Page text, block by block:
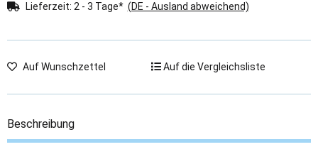
Lieferzeit: 2 - 3 Tage* (DE - Ausland abweichend)
Auf Wunschzettel Auf die Vergleichsliste
Beschreibung